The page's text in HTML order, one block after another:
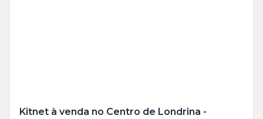
Kitnet à venda no Centro de Londrina -